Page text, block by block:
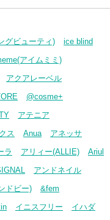
グビューティ)
ice blind
アイムミミ)
アクアレーベル
@cosme+
アテニア
ス Anua
アネッサ
ラ アリィー(ALLIE)
Ariul
アンドネイル
ドビー)
&fem
イニスフリー
イハダ